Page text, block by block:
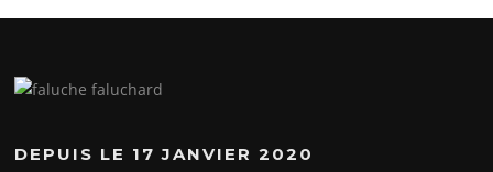
DEPUIS LE 17 JANVIER 2020